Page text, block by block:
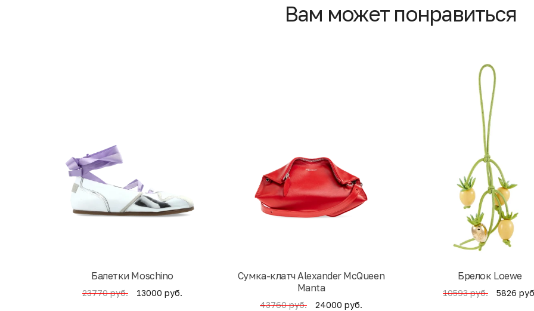
Вам может понравиться
Балетки Moschino
23770 руб. 13000 руб.
Cумка-клатч Alexander McQueen
Manta
43760 руб. 24000 руб.
Брелок Loewe
10593 руб. 5826